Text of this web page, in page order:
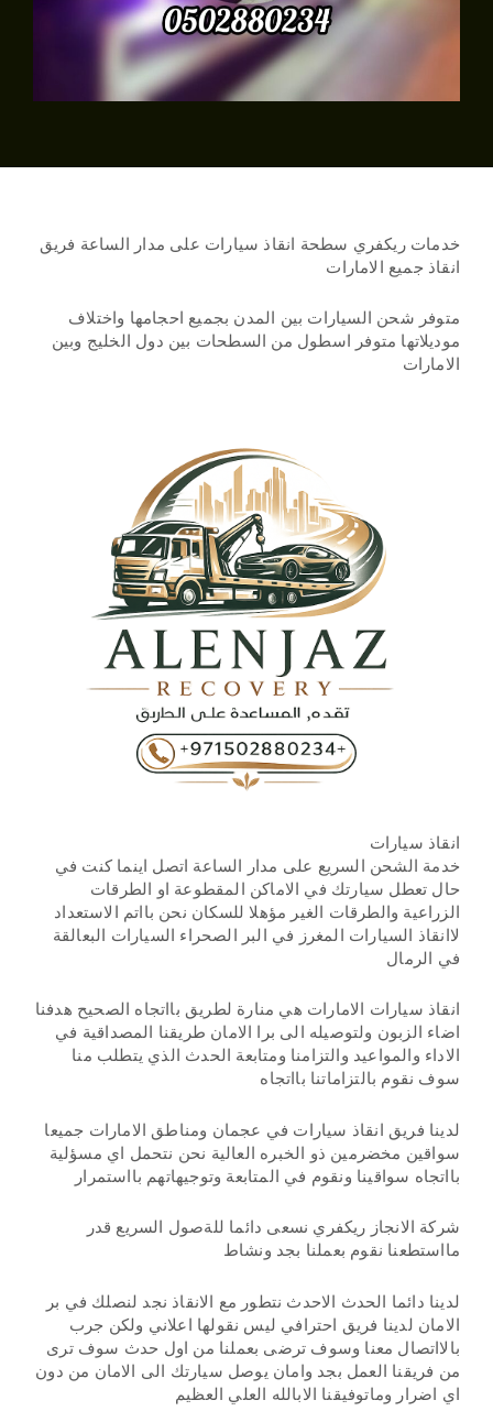
خدمات ريكفري سطحة انقاذ سيارات على مدار الساعة فريق
انقاذ جميع الامارات
متوفر شحن السيارات بين المدن بجميع احجامها واختلاف
موديلاتها متوفر اسطول من السطحات بين دول الخليج وبين
الامارات
انقاذ سيارات
خدمة الشحن السريع على مدار الساعة اتصل اينما كنت في
حال تعطل سيارتك في الاماكن المقطوعة او الطرقات
الزراعية والطرقات الغير مؤهلا للسكان نحن بااتم الاستعداد
لاانقاذ السيارات المغرز في البر الصحراء السيارات البعالقة
في الرمال
انقاذ سيارات الامارات هي منارة لطريق بااتجاه الصحيح هدفنا
اضاء الزبون ولتوصيله الى برا الامان طريقنا المصداقية في
الاداء والمواعيد والتزامنا ومتابعة الحدث الذي يتطلب منا
سوف نقوم بالتزاماتنا بااتجاه
لدينا فريق انقاذ سيارات في عجمان ومناطق الامارات جميعا
سواقين مخضرمين ذو الخبره العالية نحن نتحمل اي مسؤلية
بااتجاه سواقينا ونقوم في المتابعة وتوجيهاتهم بااستمرار
شركة الانجاز ريكفري نسعى دائما للةصول السريع قدر
مااستطعنا نقوم بعملنا بجد ونشاط
لدينا دائما الحدث الاحدث نتطور مع الانقاذ نجد لنصلك في بر
الامان لدينا فريق احترافي ليس نقولها اعلاني ولكن جرب
بالااتصال معنا وسوف ترضى بعملنا من اول حدث سوف ترى
من فريقنا العمل بجد وامان يوصل سيارتك الى الامان من دون
اي اضرار وماتوفيقنا الابالله العلي العظيم